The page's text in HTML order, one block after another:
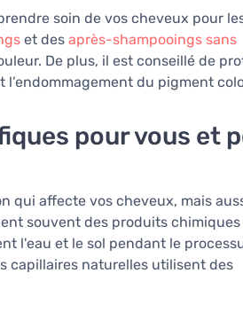
soin de vos cheveux pour
et des après-shampooings sans
De plus, il est conseillé de
du pigment
pour vous et
qui affecte vos cheveux, mais
souvent des produits
l'eau et le sol pendant le
capillaires naturelles utilisent des